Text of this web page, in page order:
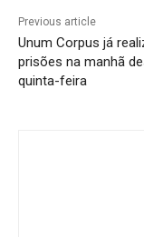
Previous article
Unum Corpus já
prisões na manhã
quinta-feira